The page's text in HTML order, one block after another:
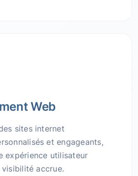
Web
sites internet
et engageants,
expérience utilisateur
accrue.